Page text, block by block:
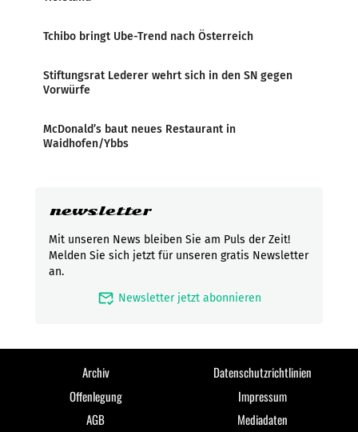
Tchibo bringt Ube-Trend nach Österreich
Stiftungsrat Lederer wehrt sich in den SN gegen
Vorwürfe
McDonald’s baut neues Restaurant in
Waidhofen/Ybbs
newsletter
Mit unseren News bleiben Sie am Puls der Zeit!
Melden Sie sich jetzt für unseren gratis Newsletter
an.
mark_email_read Newsletter jetzt abonnieren
Archiv
Datenschutzrichtlinien
Offenlegung
Impressum
AGB
Mediadaten